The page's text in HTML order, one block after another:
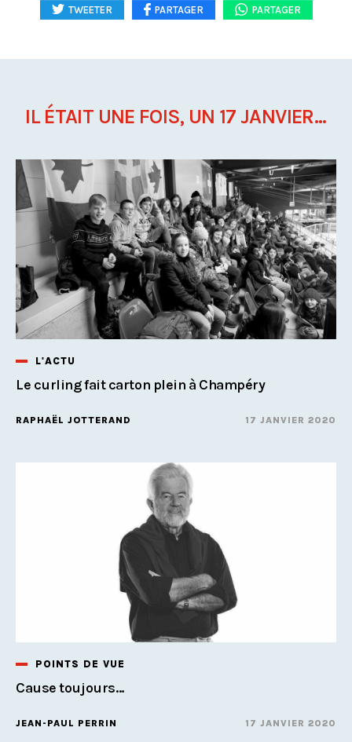
TWEETER PARTAGER PARTAGER
IL ÉTAIT UNE FOIS, UN 17 JANVIER...
L'ACTU
Le curling fait carton plein à Champéry
RAPHAËL JOTTERAND 17 JANVIER 2020
POINTS DE VUE
Cause toujours…
JEAN-PAUL PERRIN 17 JANVIER 2020